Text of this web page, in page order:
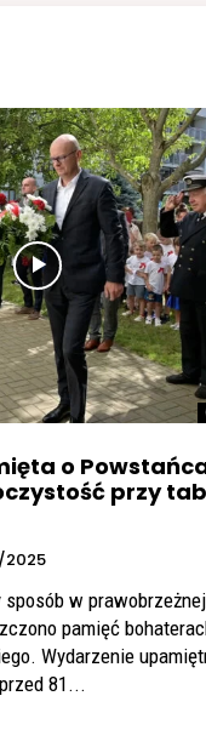
o
przy
w prawobrzeżnej
pamięć
Wydarzenie
81...